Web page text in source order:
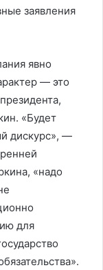
заявления
явно
— это
«Будет
дискурс», —
«надо
для